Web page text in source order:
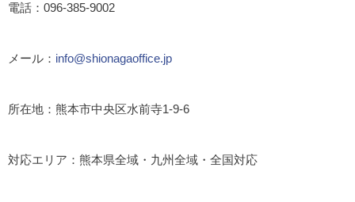
電話：096-385-9002
メール： info@shionagaoffice.jp
所在地：熊本市中央区水前寺1-9-6
対応エリア：熊本県全域・九州全域・全国対応